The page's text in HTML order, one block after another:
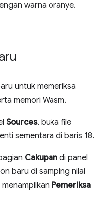
warna oranye.
untuk memeriksa
memori Wasm.
Sources, buka file
sementara di baris 18.
Cakupan di panel
baru di samping nilai
Pemeriksa